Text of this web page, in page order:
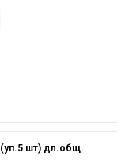
(уп.5 шт) дл.общ.